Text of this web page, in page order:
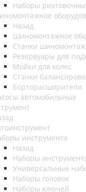
Наборы
Назад
Шиномонтажное
Станки
Резервуары для
Мойки для колес
Станки
Борторасширители
автомобильные
инструмента
Назад
Наборы
Универсальные
Наборы головок
Наборы ключей